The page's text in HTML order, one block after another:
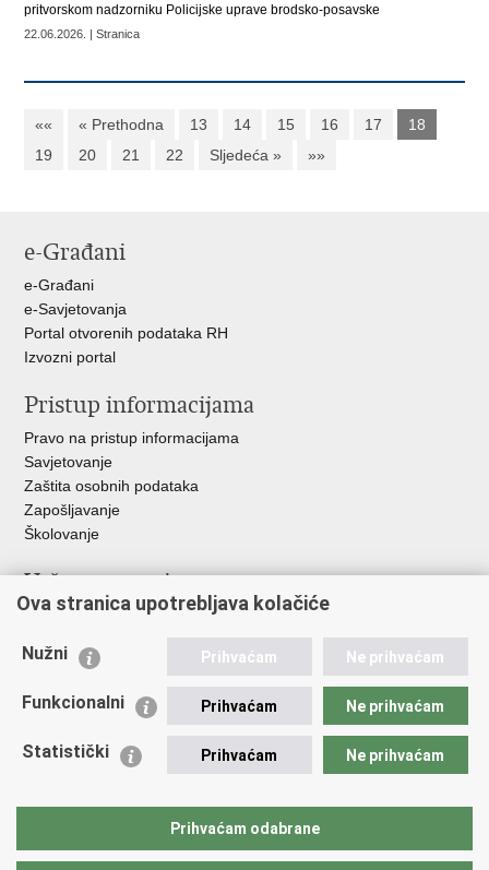
pritvorskom nadzorniku Policijske uprave brodsko-posavske
22.06.2026. | Stranica
«« « Prethodna 13 14 15 16 17
18
19
20 21 22 Sljedeća » »»
e-Građani
e-Građani
e-Savjetovanja
Portal otvorenih podataka RH
Izvozni portal
Pristup informacijama
Pravo na pristup informacijama
Savjetovanje
Zaštita osobnih podataka
Zapošljavanje
Školovanje
Važne poveznice
Ministarstvo unutarnjih poslova
Udruge
Policijska akademija
Zaklada policijske solidarnosti
Vučetić"
Ova stranica upotrebljava kolačiće
Nužni Prihvaćam Ne prihvaćam
Funkcionalni Prihvaćam Ne prihvaćam
Statistički Prihvaćam Ne prihvaćam
Prihvaćam odabrane